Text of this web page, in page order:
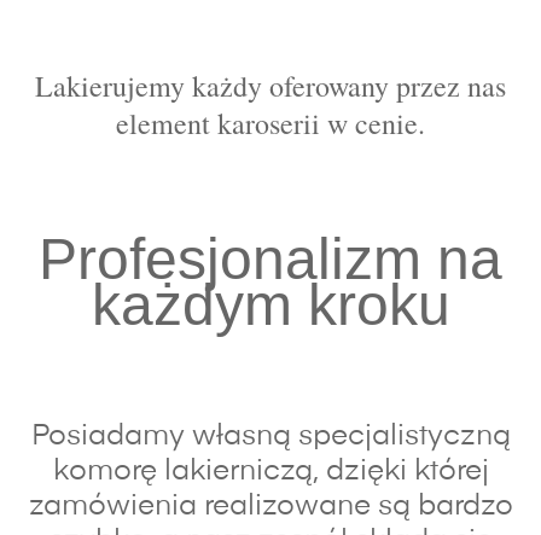
Lakierujemy każdy oferowany przez nas
element karoserii w cenie.
Profesjonalizm na
każdym kroku
Posiadamy własną specjalistyczną
komorę lakierniczą, dzięki której
zamówienia realizowane są bardzo